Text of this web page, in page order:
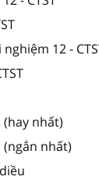
12 -
(hay nhất)
(ngắn nhất)